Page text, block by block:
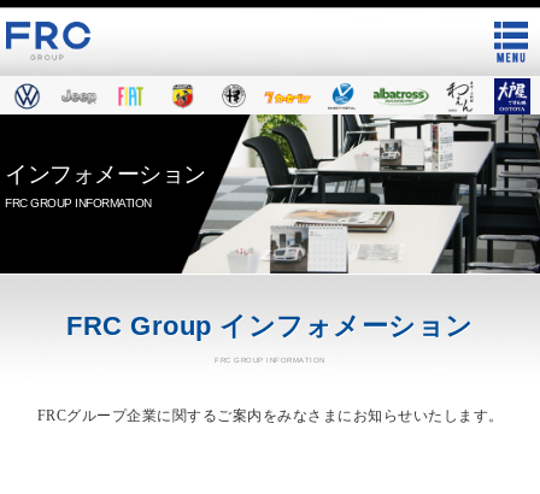
インフォメーション
FRC GROUP INFORMATION
FRC Group インフォメーション
FRC GROUP INFORMATION
FRCグループ企業に関するご案内をみなさまにお知らせいたします。